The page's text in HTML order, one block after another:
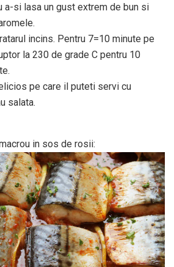
a-si lasa un gust extrem de bun si
incins. Pentru 7=10 minute pe
la 230 de grade C pentru 10
pe care il puteti servi cu
salata.
in sos de rosii: